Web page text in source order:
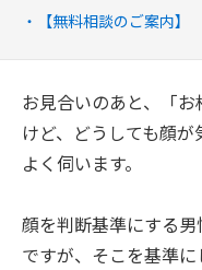
【無料相談のご案内】
お見合いのあと、「
けど、どうしても顔
よく伺います。
顔を判断基準にする男
ですが、そこを基準